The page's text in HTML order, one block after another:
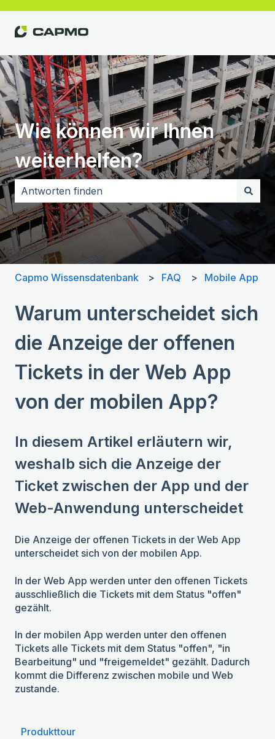
Wie können wir Ihnen
weiterhelfen?
Es gibt keine Vorschläge, da das Suchfeld leer ist.
Capmo Wissensdatenbank FAQ Mobile App
Warum unterscheidet sich
die Anzeige der offenen
Tickets in der Web App
von der mobilen App?
In diesem Artikel erläutern wir,
weshalb sich die Anzeige der
Ticket zwischen der App und der
Web-Anwendung unterscheidet
Die Anzeige der offenen Tickets in der Web App
unterscheidet sich von der mobilen App.
In der Web App werden unter den offenen Tickets
ausschließlich die Tickets mit dem Status "offen"
gezählt.
In der mobilen App werden unter den offenen
Tickets alle Tickets mit dem Status "offen", "in
Bearbeitung" und "freigemeldet" gezählt. Dadurch
kommt die Differenz zwischen mobile und Web
zustande.
Produkttour